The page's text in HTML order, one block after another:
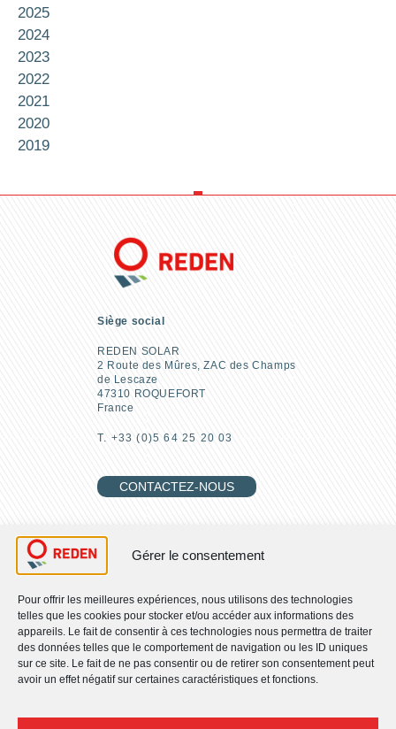
Gérer le consentement
Pour offrir les meilleures expériences, nous utilisons des technologies
telles que les cookies pour stocker et/ou accéder aux informations des
appareils. Le fait de consentir à ces technologies nous permettra de traiter
des données telles que le comportement de navigation ou les ID uniques
sur ce site. Le fait de ne pas consentir ou de retirer son consentement peut
avoir un effet négatif sur certaines caractéristiques et fonctions.
2025
2024
2023
2022
2021
2020
2019
Siège social
REDEN SOLAR
2 Route des Mûres, ZAC des Champs
de Lescaze
47310 ROQUEFORT
France
T. +33 (0)5 64 25 20 03
CONTACTEZ-NOUS
RETROUVEZ-NOUS
Qui sommes-nous ?